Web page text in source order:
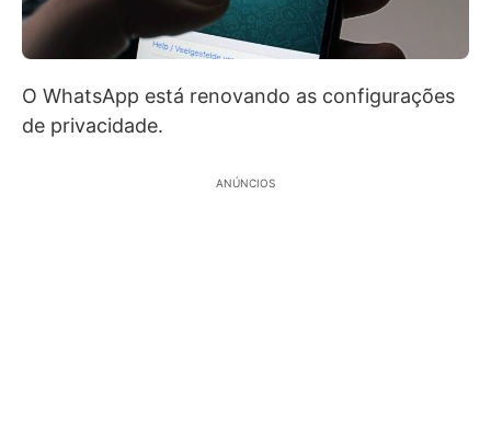
O WhatsApp está renovando as configurações
de privacidade.
ANÚNCIOS